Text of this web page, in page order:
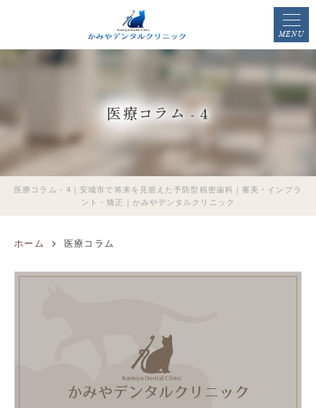
MENU
医療コラム - 4
医療コラム - 4｜安城市で将来を見据えた予防型精密歯科｜審美・インプラ
ント・矯正｜かみやデンタルクリニック
ホーム 医療コラム